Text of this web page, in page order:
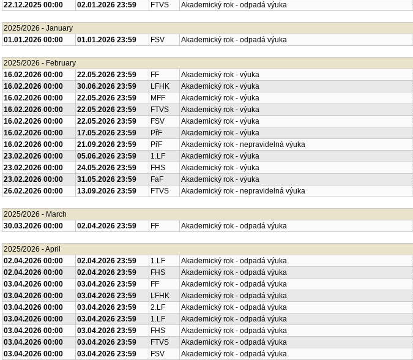
22.12.2025 00:00
02.01.2026 23:59 FTVS Akademický rok - odpadá výuka
2025/2026 - January
01.01.2026 00:00
01.01.2026 23:59 FSV Akademický rok - odpadá výuka
2025/2026 - February
16.02.2026 00:00
22.05.2026 23:59 FF Akademický rok - výuka
16.02.2026 00:00
30.06.2026 23:59 LFHK Akademický rok - výuka
16.02.2026 00:00
22.05.2026 23:59 MFF Akademický rok - výuka
16.02.2026 00:00
22.05.2026 23:59 FTVS Akademický rok - výuka
16.02.2026 00:00
22.05.2026 23:59 FSV Akademický rok - výuka
16.02.2026 00:00
17.05.2026 23:59 PřF Akademický rok - výuka
16.02.2026 00:00
21.09.2026 23:59 PřF Akademický rok - nepravidelná výuka
23.02.2026 00:00
05.06.2026 23:59 1.LF Akademický rok - výuka
23.02.2026 00:00
24.05.2026 23:59 FHS Akademický rok - výuka
23.02.2026 00:00
31.05.2026 23:59 FaF Akademický rok - výuka
26.02.2026 00:00
13.09.2026 23:59 FTVS Akademický rok - nepravidelná výuka
2025/2026 - March
30.03.2026 00:00
02.04.2026 23:59 FF Akademický rok - odpadá výuka
2025/2026 - April
02.04.2026 00:00
02.04.2026 23:59 1.LF Akademický rok - odpadá výuka
02.04.2026 00:00
02.04.2026 23:59 FHS Akademický rok - odpadá výuka
03.04.2026 00:00
03.04.2026 23:59 FF Akademický rok - odpadá výuka
03.04.2026 00:00
03.04.2026 23:59 LFHK Akademický rok - odpadá výuka
03.04.2026 00:00
03.04.2026 23:59 2.LF Akademický rok - odpadá výuka
03.04.2026 00:00
03.04.2026 23:59 1.LF Akademický rok - odpadá výuka
03.04.2026 00:00
03.04.2026 23:59 FHS Akademický rok - odpadá výuka
03.04.2026 00:00
03.04.2026 23:59 FTVS Akademický rok - odpadá výuka
03.04.2026 00:00
03.04.2026 23:59 FSV Akademický rok - odpadá výuka